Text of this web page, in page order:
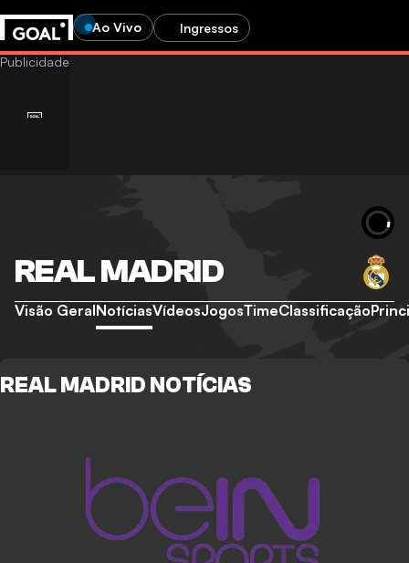
Ao Vivo Ingressos
REAL MADRID
Visão GeralNotíciasVídeosJogosTimeClassificação
REAL MADRID NOTÍCIAS